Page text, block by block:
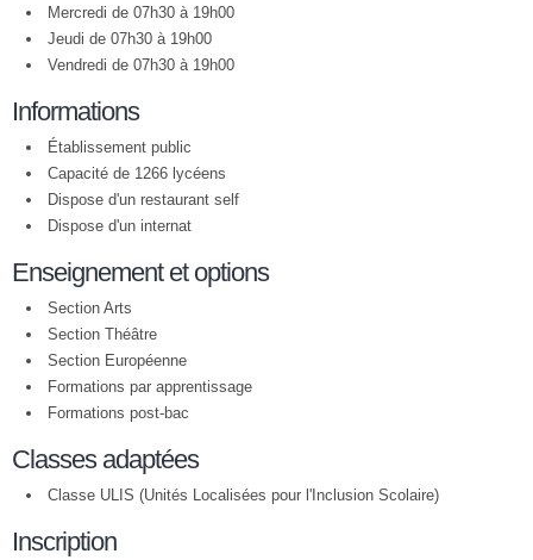
Mercredi de 07h30 à 19h00
Jeudi de 07h30 à 19h00
Vendredi de 07h30 à 19h00
Informations
Établissement public
Capacité de 1266 lycéens
Dispose d'un restaurant self
Dispose d'un internat
Enseignement et options
Section Arts
Section Théâtre
Section Européenne
Formations par apprentissage
Formations post-bac
Classes adaptées
Classe ULIS (Unités Localisées pour l'Inclusion Scolaire)
Inscription